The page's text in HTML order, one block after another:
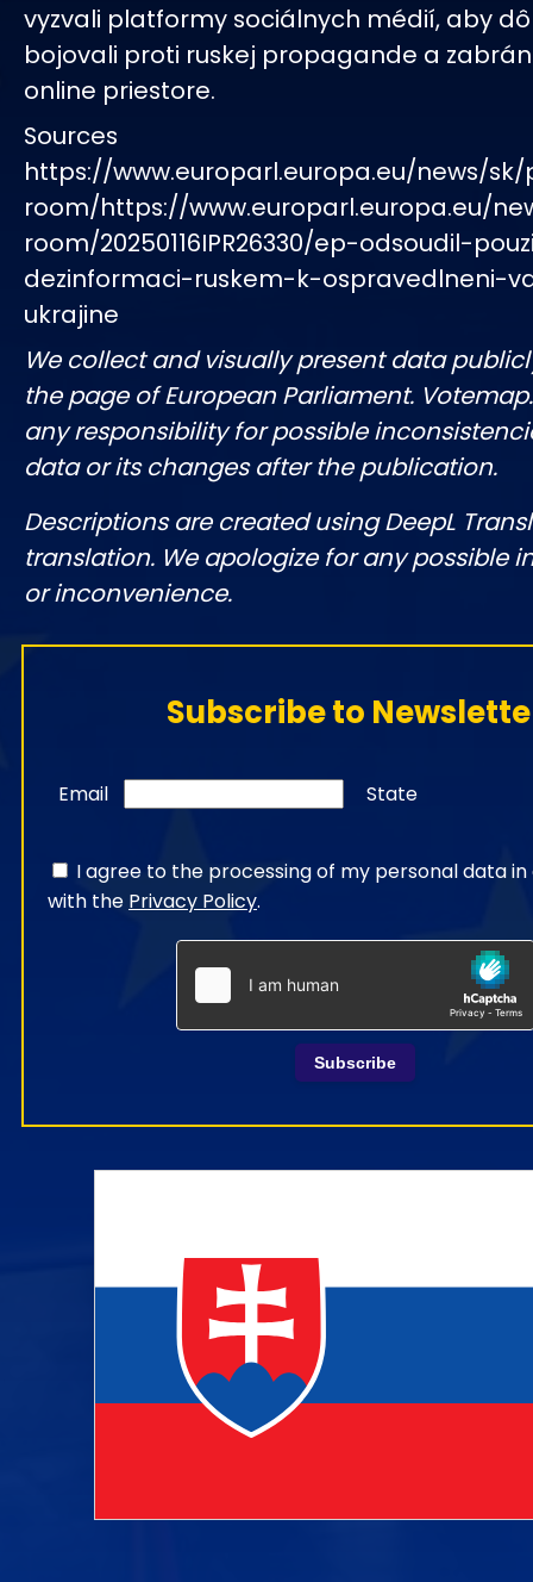
vyzvali platformy sociálnych médií, aby
bojovali proti ruskej propagande a
online priestore.
Sources
https://www.europarl.europa.eu/news/
room/https://www.europarl.europa.eu/
room/20250116IPR26330/ep-odsoudil-
dezinformaci-ruskem-k-ospravedlneni-
ukrajine
We collect and visually present data
the page of European Parliament.
any responsibility for possible
data or its changes after the publication.
Descriptions are created using DeepL
translation. We apologize for any possible
or inconvenience.
Subscribe to
Email State
I agree to the processing of my personal data
with the Privacy Policy.
Subscribe